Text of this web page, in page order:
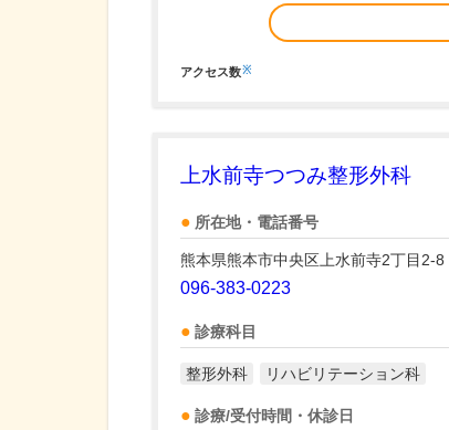
アクセス数※
上水前寺つつみ整形外科
所在地・電話番号
熊本県熊本市中央区上水前寺2丁目2-8
096-383-0223
診療科目
整形外科 リハビリテーション科
診療/受付時間・休診日